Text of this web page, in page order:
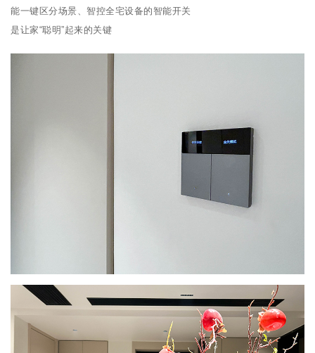
能一键区分场景、智控全宅设备的智能开关
是让家“聪明”起来的关键